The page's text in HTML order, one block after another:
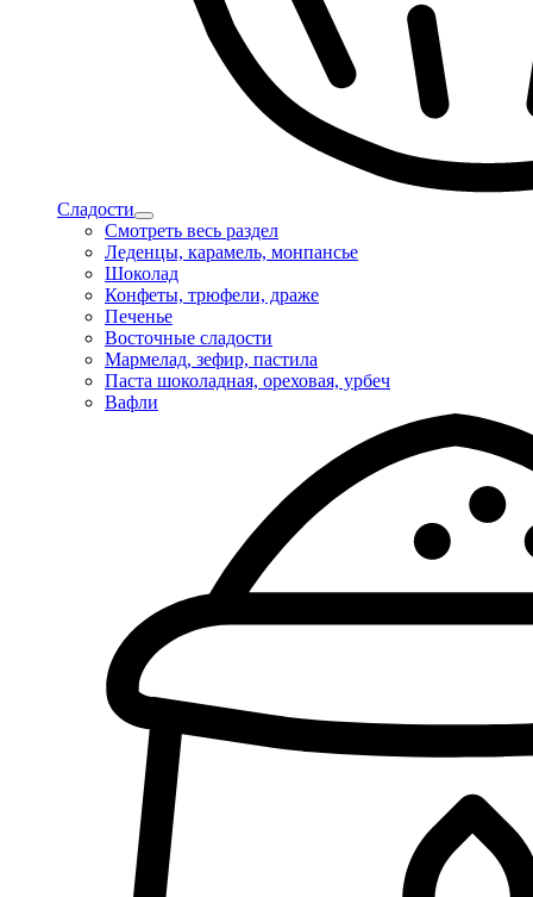
Сладости
Смотреть весь раздел
Леденцы, карамель, монпансье
Шоколад
Конфеты, трюфели, драже
Печенье
Восточные сладости
Мармелад, зефир, пастила
Паста шоколадная, ореховая, урбеч
Вафли